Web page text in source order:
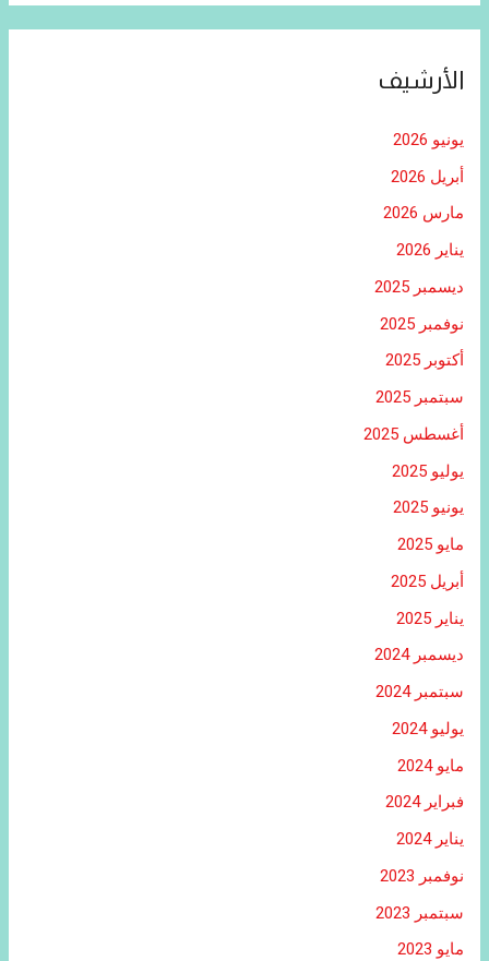
الأرشيف
يونيو 2026
أبريل 2026
مارس 2026
يناير 2026
ديسمبر 2025
نوفمبر 2025
أكتوبر 2025
سبتمبر 2025
أغسطس 2025
يوليو 2025
يونيو 2025
مايو 2025
أبريل 2025
يناير 2025
ديسمبر 2024
سبتمبر 2024
يوليو 2024
مايو 2024
فبراير 2024
يناير 2024
نوفمبر 2023
سبتمبر 2023
مايو 2023